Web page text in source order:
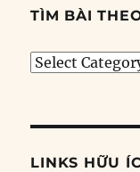
TÌM BÀI
Tìm
đề
LINKS HỮU